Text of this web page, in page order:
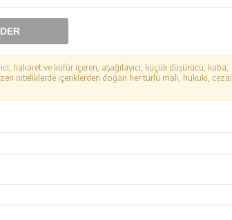
hakaret ve küfür içeren, aşağılayıcı, küçük düşürücü, kaba,
niteliklerde içeriklerden doğan her türlü mali, hukuki, cezai,